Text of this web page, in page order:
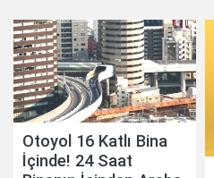
Otoyol 16 Katlı Bina
İçinde! 24 Saat